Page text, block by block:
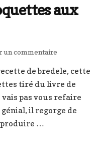
aux
un commentaire
2019
:
Croquettes
noisettes
de bredele, cette
tiré du livre de
vais pas vous refaire
il regorge de
…